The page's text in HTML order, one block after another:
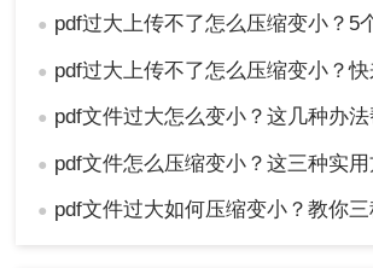
PDF文件过大无法上传的问题。
● pdf过大上传不了怎么压缩变小？5个高效压
● pdf过大上传不了怎么压缩变小？快来试试这
● pdf文件过大怎么变小？这几种办法帮
● pdf文件怎么压缩变小？这三种实用方
● pdf文件过大如何压缩变小？教你三种快